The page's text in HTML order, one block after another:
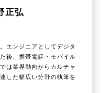
正弘
エンジニアとしてデジタ
後、携帯電話・モバイル
は業界動向からカルチャ
した幅広い分野の執筆を